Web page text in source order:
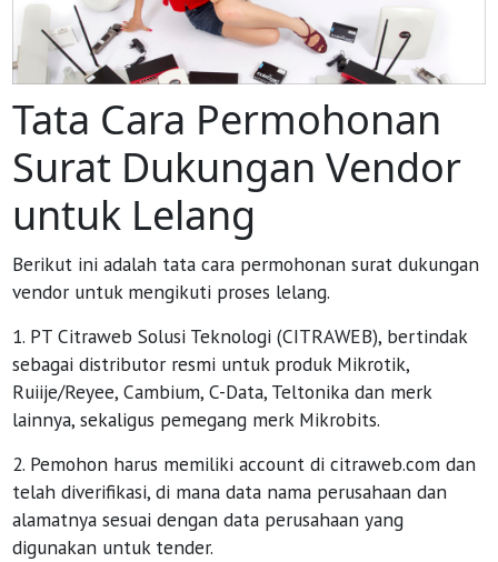
Tata Cara Permohonan
Surat Dukungan Vendor
untuk Lelang
Berikut ini adalah tata cara permohonan surat dukungan
vendor untuk mengikuti proses lelang.
1. PT Citraweb Solusi Teknologi (CITRAWEB), bertindak
sebagai distributor resmi untuk produk Mikrotik,
Ruiije/Reyee, Cambium, C-Data, Teltonika dan merk
lainnya, sekaligus pemegang merk Mikrobits.
2. Pemohon harus memiliki account di citraweb.com dan
telah diverifikasi, di mana data nama perusahaan dan
alamatnya sesuai dengan data perusahaan yang
digunakan untuk tender.